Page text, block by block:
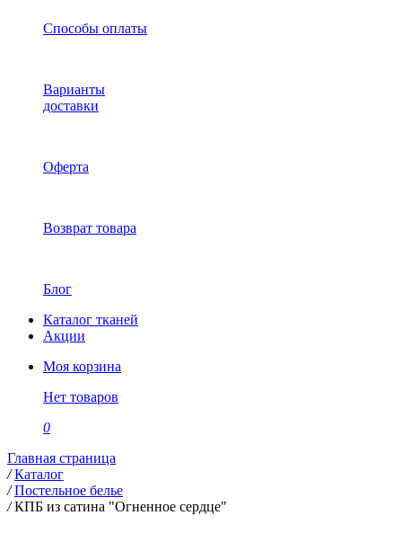
Способы оплаты
Варианты
доставки
Оферта
Возврат товара
Блог
Каталог тканей
Акции
Моя корзина
Нет товаров
0
Главная страница
/ Каталог
/ Постельное белье
/ КПБ из сатина "Огненное сердце"